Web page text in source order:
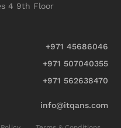
4 9th Floor
+971 45686046
+971 507040355
+971 562638470
info@itqans.com